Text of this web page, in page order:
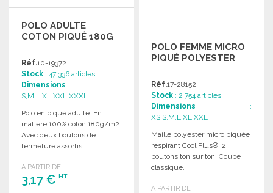
POLO ADULTE
COTON PIQUÉ 180G
Réf.10-19372
Stock : 47 336 articles
Dimensions :
S,M,L,XL,XXL,XXXL
Polo en piqué adulte. En
matière 100% coton 180g/m2.
Avec deux boutons de
fermeture assortis...
A PARTIR DE
3,17 € HT
POLO FEMME MICRO
PIQUÉ POLYESTER
Réf.17-28152
Stock : 2 754 articles
Dimensions :
XS,S,M,L,XL,XXL
Maille polyester micro piquée
respirant Cool Plus®. 2
boutons ton sur ton. Coupe
classique.
A PARTIR DE